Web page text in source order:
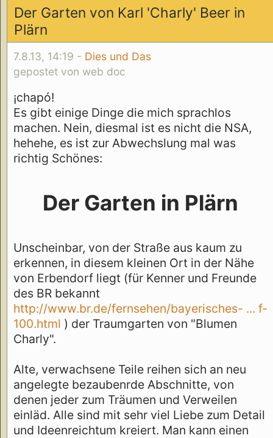
Der Garten von Karl 'Charly' Beer in
Plärn
7.8.13, 14:19 - Dies und Das
gepostet von web doc
¡chapó!
Es gibt einige Dinge die mich sprachlos
machen. Nein, diesmal ist es nicht die NSA,
hehehe, es ist zur Abwechslung mal was
richtig Schönes:
Der Garten in Plärn
Unscheinbar, von der Straße aus kaum zu
erkennen, in diesem kleinen Ort in der Nähe
von Erbendorf liegt (für Kenner und Freunde
des BR bekannt
http://www.br.de/fernsehen/bayerisches- ... f-
100.html ) der Traumgarten von "Blumen
Charly".
Alte, verwachsene Teile reihen sich an neu
angelegte bezaubenrde Abschnitte, von
denen jeder zum Träumen und Verweilen
einläd. Alle sind mit sehr viel Liebe zum Detail
und Ideenreichtum kreiert. Man kann einen